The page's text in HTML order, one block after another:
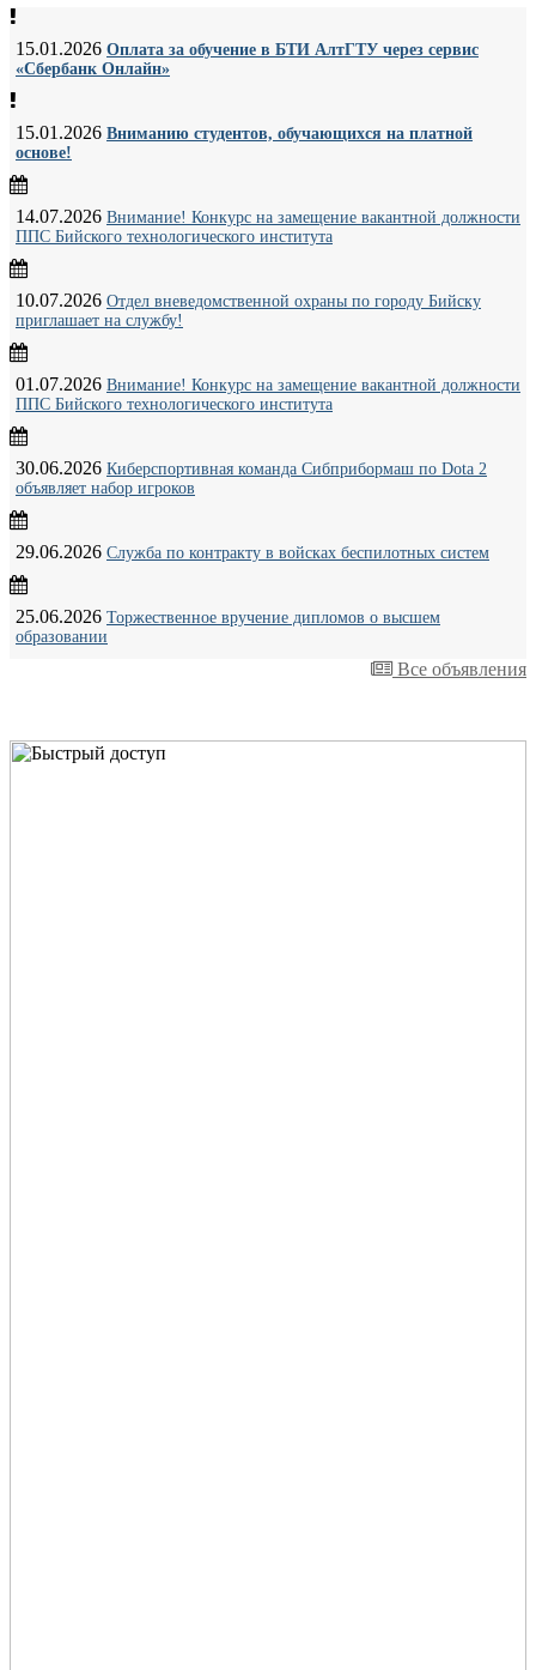
15.01.2026 Оплата за обучение в БТИ АлтГТУ через сервис
«Сбербанк Онлайн»
15.01.2026 Вниманию студентов, обучающихся на платной
основе!
14.07.2026 Внимание! Конкурс на замещение вакантной должности
ППС Бийского технологического института
10.07.2026 Отдел вневедомственной охраны по городу Бийску
приглашает на службу!
01.07.2026 Внимание! Конкурс на замещение вакантной должности
ППС Бийского технологического института
30.06.2026 Киберспортивная команда Сибприбормаш по Dota 2
объявляет набор игроков
29.06.2026 Служба по контракту в войсках беспилотных систем
25.06.2026 Торжественное вручение дипломов о высшем
образовании
Все объявления